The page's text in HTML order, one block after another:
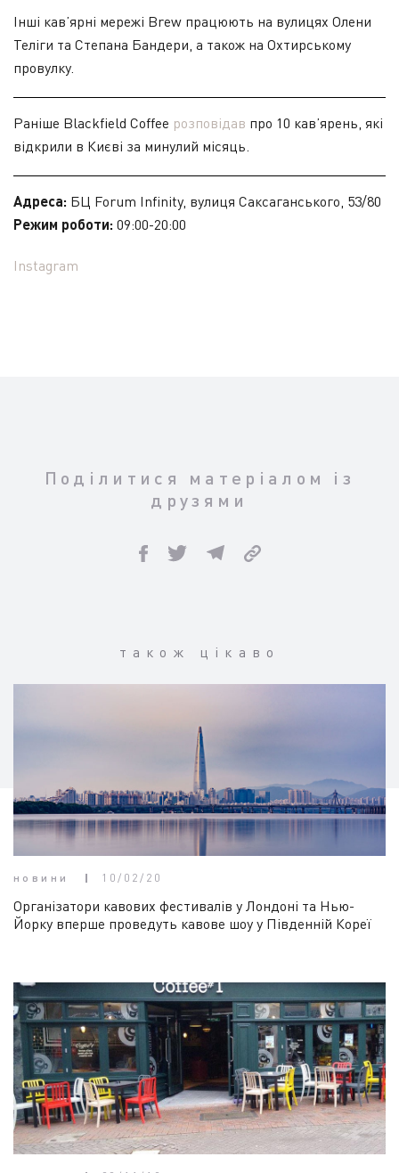
Інші кав’ярні мережі Brew працюють на вулицях Олени
Теліги та Степана Бандери, а також на Охтирському
провулку.
Раніше Blackfield Coffee розповідав про 10 кав’ярень, які
відкрили в Києві за минулий місяць.
Адреса: БЦ Forum Infinity, вулиця Саксаганського, 53/80
Режим роботи: 09:00-20:00
Instagram
Поділитися матеріалом із
друзями
також цікаво
новини 10/02/20
Організатори кавових фестивалів у Лондоні та Нью-
Йорку вперше проведуть кавове шоу у Південній Кореї